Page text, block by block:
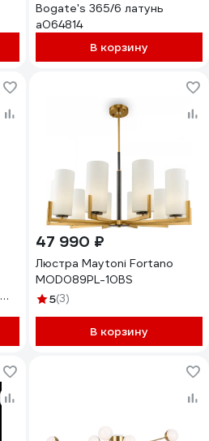
Bogate's 365/6 латунь
a064814
В корзину
47 990 ₽
Люстра Maytoni Fortano
MOD089PL-10BS
5(3)
В корзину